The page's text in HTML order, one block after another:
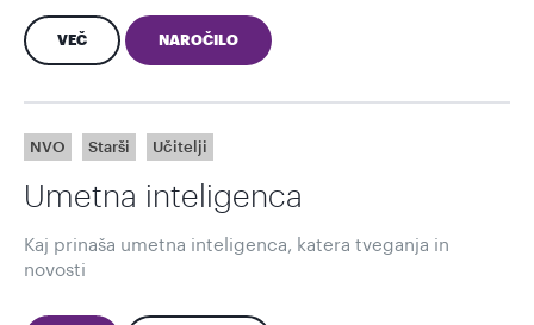
VEČ NAROČILO
NVO Starši Učitelji
Umetna inteligenca
Kaj prinaša umetna inteligenca, katera tveganja in
novosti